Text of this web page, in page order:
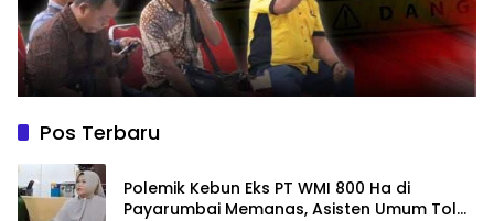
Pos Terbaru
Polemik Kebun Eks PT WMI 800 Ha di
Payarumbai Memanas, Asisten Umum Tolak